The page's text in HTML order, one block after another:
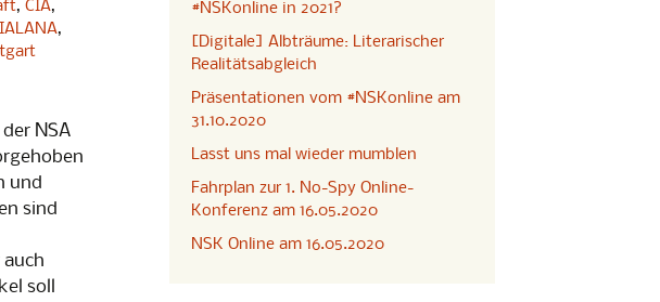
, CIA,
IALANA,
NSA
und
sind
soll
#NSKonline in 2021?
[Digitale] Albträume: Literarischer
Realitätsabgleich
Präsentationen vom #NSKonline am
31.10.2020
Lasst uns mal wieder mumblen
Fahrplan zur 1. No-Spy Online-
Konferenz am 16.05.2020
NSK Online am 16.05.2020